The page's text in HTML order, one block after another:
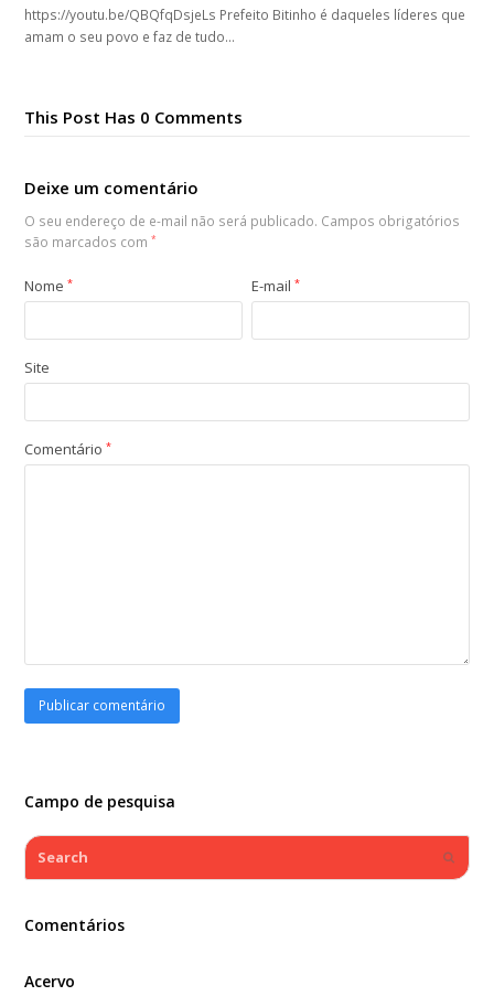
https://youtu.be/QBQfqDsjeLs Prefeito Bitinho é daqueles líderes que
amam o seu povo e faz de tudo…
This Post Has 0 Comments
Deixe um comentário
O seu endereço de e-mail não será publicado. Campos obrigatórios
são marcados com*
Nome* E-mail*
Site
Comentário*
Campo de pesquisa
Search
Comentários
Acervo